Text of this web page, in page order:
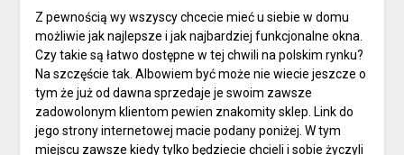
Z pewnością wy wszyscy chcecie mieć u siebie w domu
możliwie jak najlepsze i jak najbardziej funkcjonalne okna.
Czy takie są łatwo dostępne w tej chwili na polskim rynku?
Na szczęście tak. Albowiem być może nie wiecie jeszcze o
tym że już od dawna sprzedaje je swoim zawsze
zadowolonym klientom pewien znakomity sklep. Link do
jego strony internetowej macie podany poniżej. W tym
miejscu zawsze kiedy tylko będziecie chcieli i sobie życzyli